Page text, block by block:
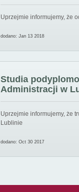
Uprzejmie informujemy, że
dodano: Jan 13 2018
Studia
Administracji w
Uprzejmie informujemy, że
Lublinie
dodano: Oct 30 2017